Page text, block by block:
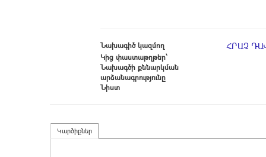
Նախագիծ կազմող ՀՐԱՉ
Կից փաստաթղթեր՝
Նախագծի քննարկման
արձանագրությունը
Նիստ
Կարծիքներ